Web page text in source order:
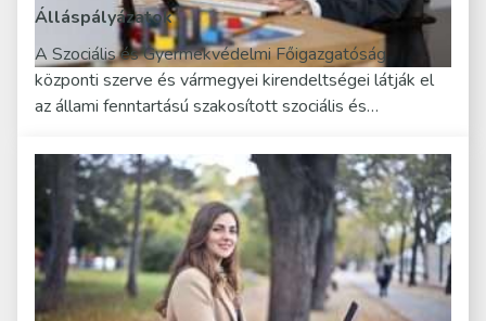
Álláspályázatok
A Szociális és Gyermekvédelmi Főigazgatóság
központi szerve és vármegyei kirendeltségei látják el
az állami fenntartású szakosított szociális és…